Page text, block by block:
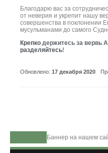
Благодарю вас за
от неверия и укрепит нашу
совершенства в поклонении
мусульманами до самого
Крепко держитесь за вервь
разделяйтесь!
Обновлено: 17 декабря 2020
Баннер на нашем